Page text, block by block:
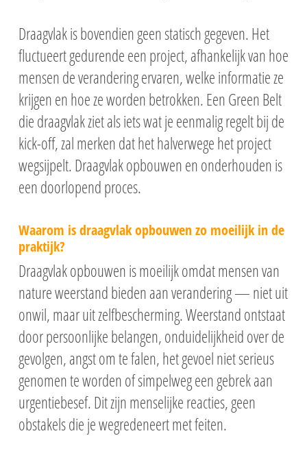
Draagvlak is bovendien geen statisch gegeven. Het
fluctueert gedurende een project, afhankelijk van hoe
mensen de verandering ervaren, welke informatie ze
krijgen en hoe ze worden betrokken. Een Green Belt
die draagvlak ziet als iets wat je eenmalig regelt bij de
kick-off, zal merken dat het halverwege het project
wegsijpelt. Draagvlak opbouwen en onderhouden is
een doorlopend proces.
Waarom is draagvlak opbouwen zo moeilijk in de
praktijk?
Draagvlak opbouwen is moeilijk omdat mensen van
nature weerstand bieden aan verandering — niet uit
onwil, maar uit zelfbescherming. Weerstand ontstaat
door persoonlijke belangen, onduidelijkheid over de
gevolgen, angst om te falen, het gevoel niet serieus
genomen te worden of simpelweg een gebrek aan
urgentiebesef. Dit zijn menselijke reacties, geen
obstakels die je wegredeneert met feiten.